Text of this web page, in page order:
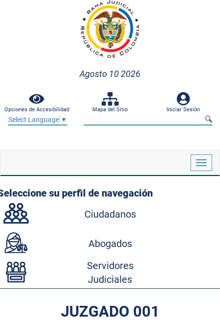
Agosto 10 2026
Opciones de Accesibilidad Mapa del Sitio Iniciar Sesión
Select Language ▼
su perfil de navegación
Ciudadanos
Abogados
Servidores
Judiciales
JUZGADO 001